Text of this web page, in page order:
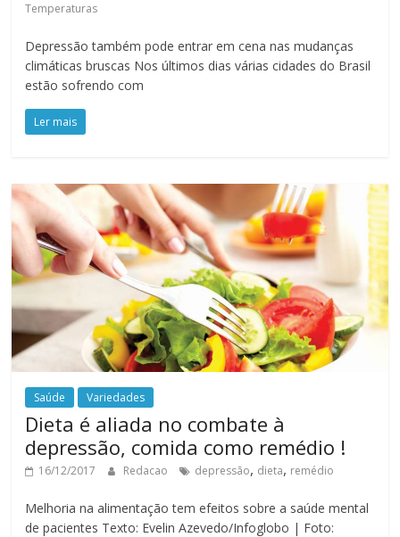
Temperaturas
Depressão também pode entrar em cena nas mudanças
climáticas bruscas Nos últimos dias várias cidades do Brasil
estão sofrendo com
Ler mais
Saúde Variedades
Dieta é aliada no combate à
depressão, comida como remédio !
16/12/2017 Redacao depressão, dieta, remédio
Melhoria na alimentação tem efeitos sobre a saúde mental
de pacientes Texto: Evelin Azevedo/Infoglobo | Foto: